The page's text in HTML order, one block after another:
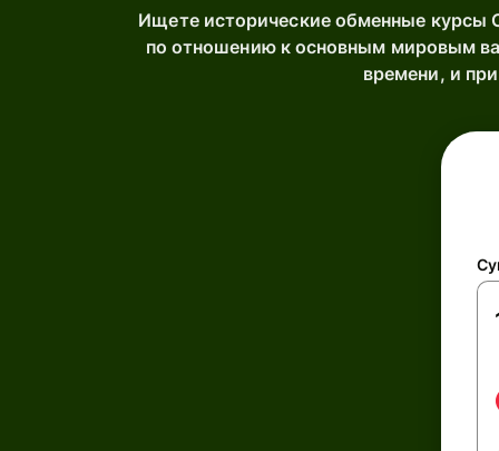
Ищете исторические обменные курсы
по отношению к основным мировым
времени, и